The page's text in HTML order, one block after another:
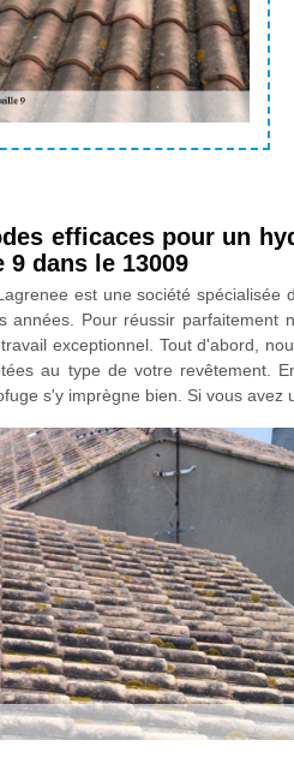
efficaces pour un
9 dans le 13009
est une société
années. Pour réussir parfaitement
exceptionnel. Tout d'abord,
au type de votre revêtement.
s'y imprègne bien. Si vous avez